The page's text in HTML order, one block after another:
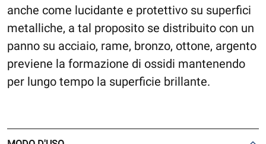
anche come lucidante e protettivo su superfici
metalliche, a tal proposito se distribuito con un
panno su acciaio, rame, bronzo, ottone, argento
previene la formazione di ossidi mantenendo
per lungo tempo la superficie brillante.